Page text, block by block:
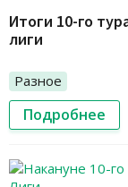
Итоги 10-го
лиги
Разное
Подробнее